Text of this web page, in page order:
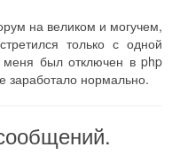
на великом и могучем,
только с одной
был отключен в php
заработало нормально.